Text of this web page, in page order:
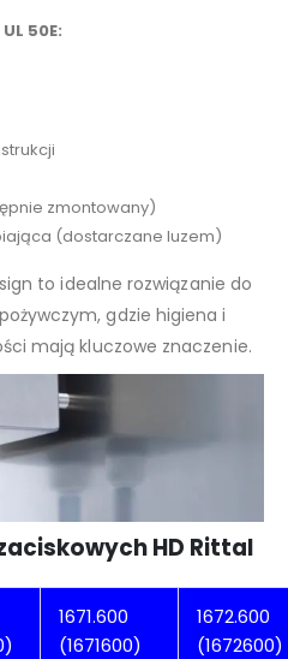
50E:
zmontowany)
(dostarczane luzem)
to idealne rozwiązanie do
gdzie higiena i
mają kluczowe znaczenie.
HD Rittal
1671.600
(1671600)
1672.600
(1672600)